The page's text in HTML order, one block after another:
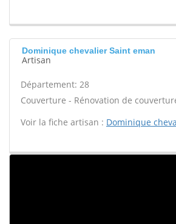
Dominique chevalier Saint eman
Artisan
Département: 28
Couverture - Rénovation de
Voir la fiche artisan : Dominique